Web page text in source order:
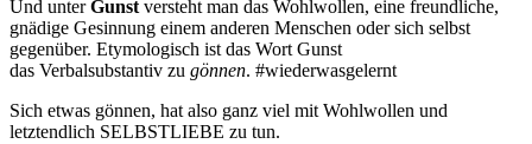
Und unterGunst versteht man das Wohlwollen, eine freundliche,
gnädige Gesinnung einem anderen Menschen oder sich selbst
gegenüber. Etymologisch ist das Wort Gunst
das Verbalsubstantiv zu gönnen. #wiederwasgelernt
Sich etwas gönnen, hat also ganz viel mit Wohlwollen und
letztendlich SELBSTLIEBE zu tun.